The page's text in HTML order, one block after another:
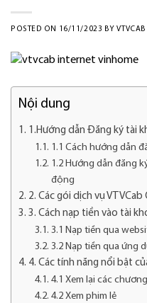
POSTED ON 16/11/2023 BYVTVCAB
Nội dung
1.Hướng dẫn Đăng ký tài
1.1 Cách hướng dẫn
1.2 Hướng dẫn đăng
động
2. Các gói dịch vụ VTVCab
3. Cách nạp tiền vào tài
3.1 Nạp tiền qua
3.2 Nạp tiền qua ứng
4. Các tính năng nổi bật
4.1 Xem lại các
4.2 Xem phim lẻ